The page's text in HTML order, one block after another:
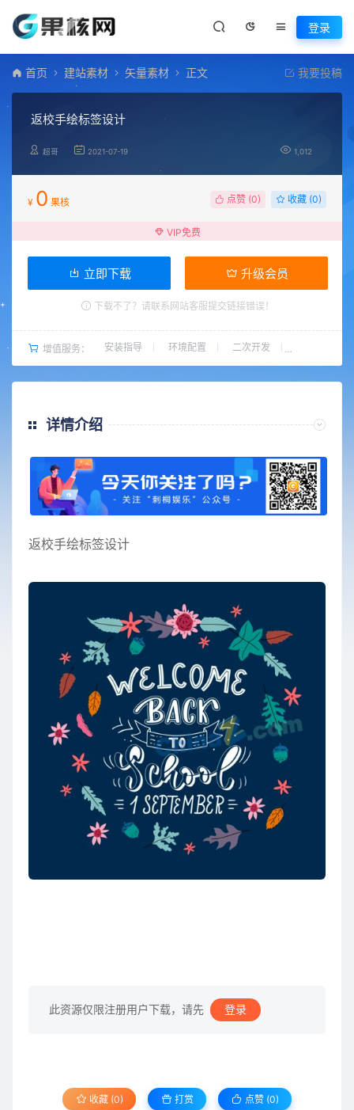
登录
首页 建站素材 矢量素材 正文 我要投稿
返校手绘标签设计
超哥 2021-07-19 1,012
¥ 0 果核 点赞 (0) 收藏 (0)
VIP免费
立即下载 升级会员
下载不了？请联系网站客服提交链接错误！
增值服务： 安装指导 环境配置 二次开发
详情介绍
返校手绘标签设计
此资源仅限注册用户下载，请先 登录
收藏 (0) 打赏 点赞 (0)